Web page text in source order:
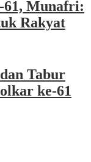
61, Munafri:
Rakyat
Tabur
ke-61